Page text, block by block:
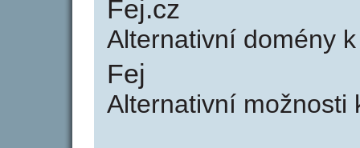
Fej.cz
Alternativní domény
Fej
Alternativní možnosti